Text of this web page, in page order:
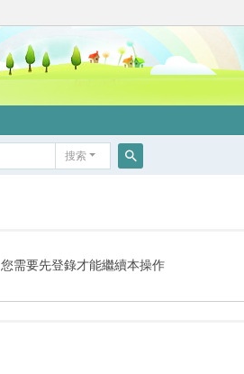
搜索
您需要先登錄才能繼續本操作